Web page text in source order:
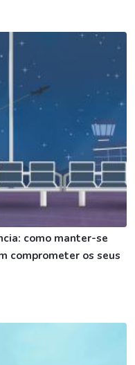
como manter-se
comprometer os seus